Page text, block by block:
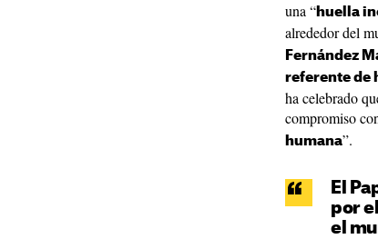
una “ huella
alrededor del
Fernández
referente de
ha celebrado
compromiso
humana”.
El
por
el